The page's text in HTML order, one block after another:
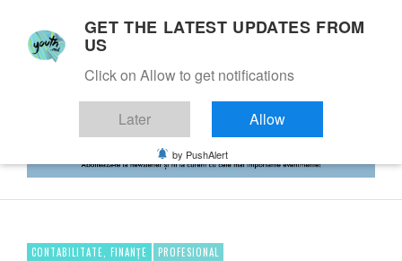
CONTABILITATE, FINANȚE PROFESIONAL
GET THE LATEST UPDATES FROM
US
Click on Allow to get notifications
Later Allow
by PushAlert